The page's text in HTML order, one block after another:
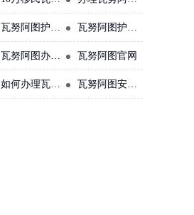
瓦努阿图护照可以在柬埔寨ABA银行开户吗 瓦努阿图护照含金量
瓦努阿图办理需要多少钱人民币 瓦努阿图官网
如何办理瓦努阿图护照 瓦努阿图安全吗